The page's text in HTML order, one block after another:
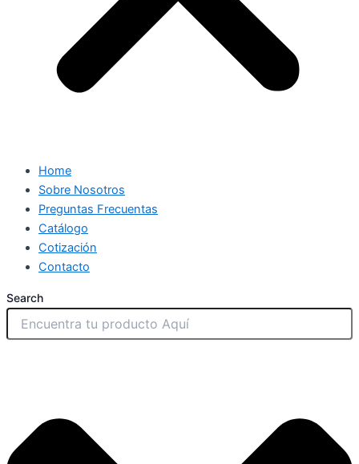
Home
Sobre Nosotros
Preguntas Frecuentas
Catálogo
Cotización
Contacto
Search